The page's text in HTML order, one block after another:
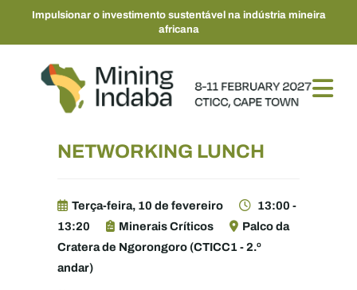
Impulsionar o investimento sustentável na indústria mineira
africana
NETWORKING LUNCH
Terça-feira, 10 de fevereiro
13:00 -
13:20
Minerais Críticos
Palco da
Cratera de Ngorongoro (CTICC1 - 2.º
andar)